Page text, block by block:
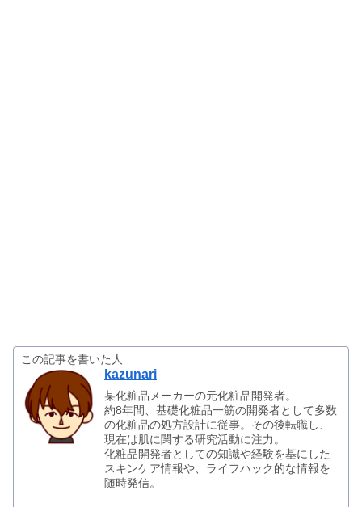
この記事を書いた人
kazunari
某化粧品メーカーの元化粧品開発者。
約8年間、基礎化粧品一筋の開発者として多数
の化粧品の処方設計に従事。その後転職し、
現在は肌に関する研究活動に注力。
化粧品開発者としての知識や経験を基にした
スキンケア情報や、ライフハック的な情報を
随時発信。